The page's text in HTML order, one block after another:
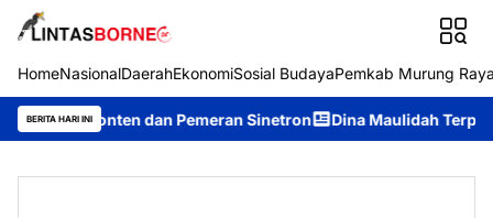
HomeNasionalDaerahEkonomiSosial BudayaPemkab Murung
BERITA HARI INI
dan Pemeran Sinetron Dina Maulidah Terpilih Aklamasi